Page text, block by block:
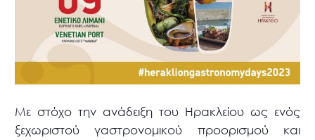
Με στόχο την ανάδειξη του Ηρακλείου ως ενός
ξεχωριστού γαστρονομικού προορισμού και